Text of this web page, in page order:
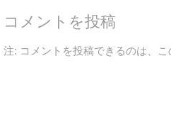
コメントを投稿
注: コメントを投稿できるのは、こ